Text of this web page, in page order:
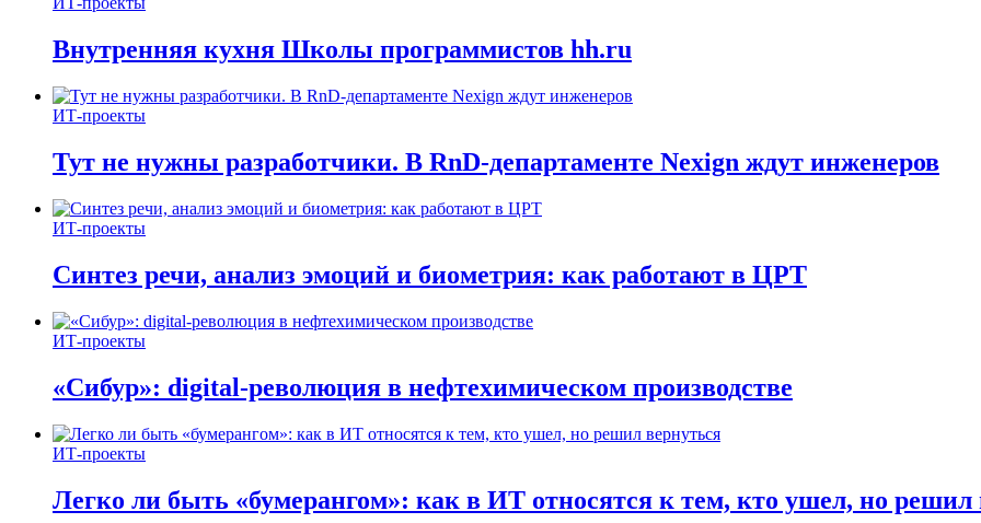
Внутренняя кухня Школы программистов hh.ru
ИТ-проекты
Тут не нужны разработчики. В RnD-департаменте Nexign ждут инженеров
ИТ-проекты
Синтез речи, анализ эмоций и биометрия: как работают в ЦРТ
ИТ-проекты
«Сибур»: digital-революция в нефтехимическом производстве
ИТ-проекты
Легко ли быть «бумерангом»: как в ИТ относятся к тем, кто ушел, но решил